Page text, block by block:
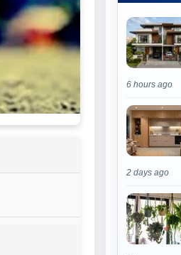
6 hours ago
2 days ago